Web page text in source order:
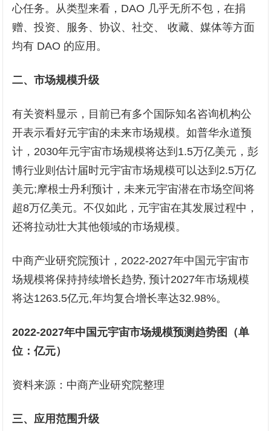
心任务。从类型来看，DAO 几乎无所不包，在捐
赠、投资、服务、协议、社交、 收藏、媒体等方面
均有 DAO 的应用。
二、市场规模升级
有关资料显示，目前已有多个国际知名咨询机构公
开表示看好元宇宙的未来市场规模。如普华永道预
计，2030年元宇宙市场规模将达到1.5万亿美元，彭
博行业则估计届时元宇宙市场规模可以达到2.5万亿
美元;摩根士丹利预计，未来元宇宙潜在市场空间将
超8万亿美元。不仅如此，元宇宙在其发展过程中，
还将拉动壮大其他领域的市场规模。
中商产业研究院预计，2022-2027年中国元宇宙市
场规模将保持持续增长趋势, 预计2027年市场规模
将达1263.5亿元,年均复合增长率达32.98%。
2022-2027年中国元宇宙市场规模预测趋势图（单
位：亿元）
资料来源：中商产业研究院整理
三、 应用范围 升级